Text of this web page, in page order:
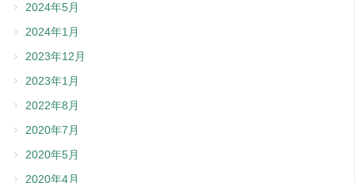
2024年5月
2024年1月
2023年12月
2023年1月
2022年8月
2020年7月
2020年5月
2020年4月